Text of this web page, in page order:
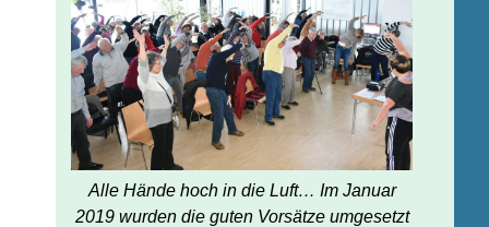
Alle Hände hoch in die Luft… Im Januar
2019 wurden die guten Vorsätze umgesetzt